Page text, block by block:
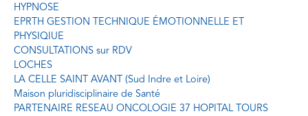
HYPNOSE
EPRTH GESTION TECHNIQUE ÉMOTIONNELLE ET
PHYSIQIUE
CONSULTATIONS sur RDV
LOCHES
LA CELLE SAINT AVANT (Sud Indre et Loire)
Maison pluridisciplinaire de Santé
PARTENAIRE RESEAU ONCOLOGIE 37 HOPITAL TOURS